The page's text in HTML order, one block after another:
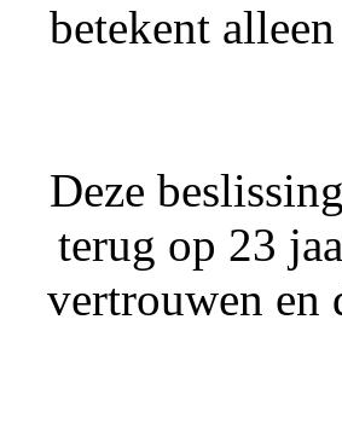
betekent
Deze
terug op 23
vertrouwen en